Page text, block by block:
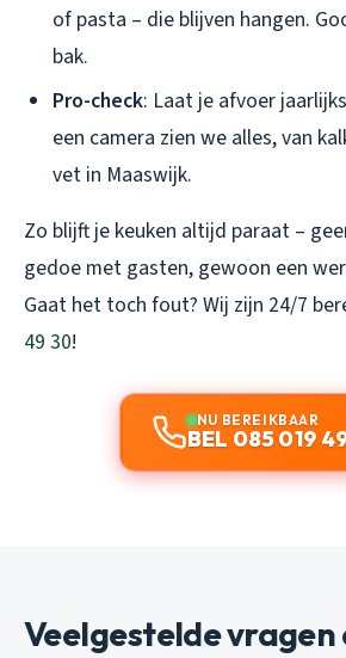
of pasta – die blijven hangen.
bak.
Pro-check: Laat je afvoer
een camera zien we alles, van
vet in Maaswijk.
Zo blijft je keuken altijd paraat –
gedoe met gasten, gewoon een
Gaat het toch fout? Wij zijn 24/7
49 30!
NU BEREIKBAAR
BEL 085 019
Veelgestelde vragen